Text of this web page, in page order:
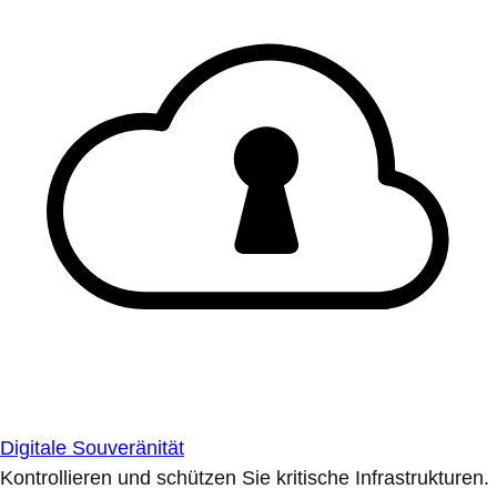
Digitale Souveränität
Kontrollieren und schützen Sie kritische Infrastrukturen.